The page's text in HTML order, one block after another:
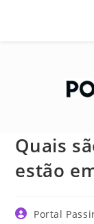
Quais
estão
PostPortal